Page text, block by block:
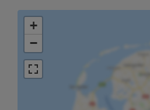
+
−